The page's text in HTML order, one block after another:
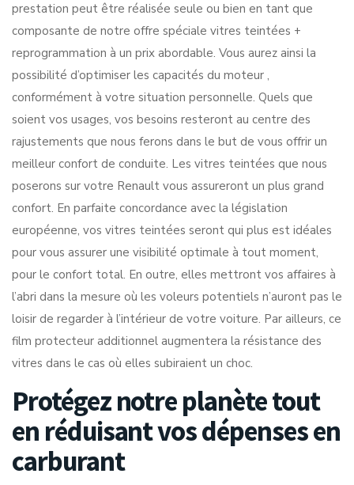
prestation peut être réalisée seule ou bien en tant que
composante de notre offre spéciale vitres teintées +
reprogrammation à un prix abordable. Vous aurez ainsi la
possibilité d’optimiser les capacités du moteur ,
conformément à votre situation personnelle. Quels que
soient vos usages, vos besoins resteront au centre des
rajustements que nous ferons dans le but de vous offrir un
meilleur confort de conduite. Les vitres teintées que nous
poserons sur votre Renault vous assureront un plus grand
confort. En parfaite concordance avec la législation
européenne, vos vitres teintées seront qui plus est idéales
pour vous assurer une visibilité optimale à tout moment,
pour le confort total. En outre, elles mettront vos affaires à
l’abri dans la mesure où les voleurs potentiels n’auront pas le
loisir de regarder à l’intérieur de votre voiture. Par ailleurs, ce
film protecteur additionnel augmentera la résistance des
vitres dans le cas où elles subiraient un choc.
Protégez notre planète tout
en réduisant vos dépenses en
carburant